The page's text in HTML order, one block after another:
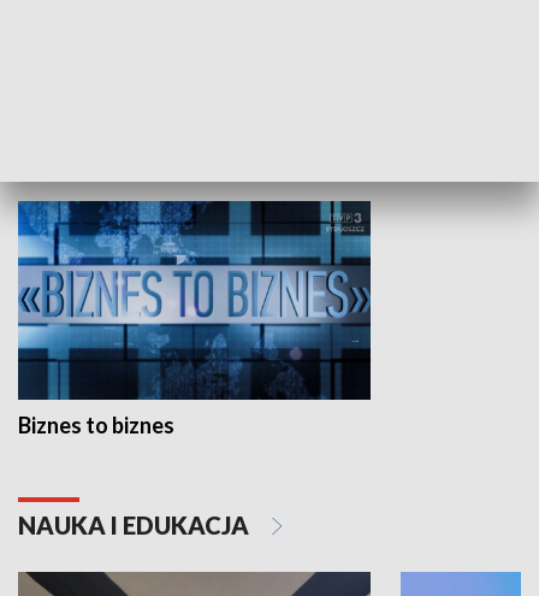
Biznes to biznes
NAUKA I EDUKACJA